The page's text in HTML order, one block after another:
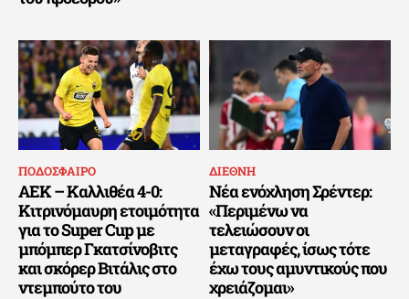
ΠΟΔΟΣΦΑΙΡΟ
ΑΕΚ – Καλλιθέα 4-0:
Κιτρινόμαυρη ετοιμότητα
για το Super Cup με
μπόμπερ Γκατσίνοβιτς
και σκόρερ Βιτάλις στο
ντεμπούτο του
ΔΙΕΘΝΗ
Νέα ενόχληση Σρέντερ:
«Περιμένω να
τελειώσουν οι
μεταγραφές, ίσως τότε
έχω τους αμυντικούς που
χρειάζομαι»